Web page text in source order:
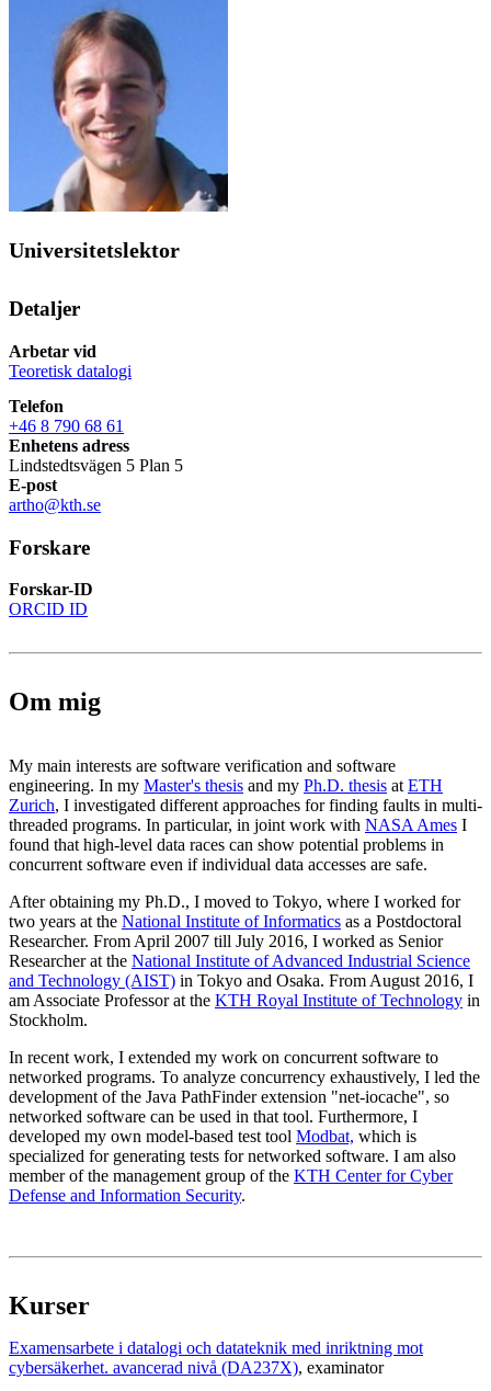
Universitetslektor
Detaljer
Arbetar vid
Teoretisk datalogi
Telefon
+46 8 790 68 61
Enhetens adress
Lindstedtsvägen 5 Plan 5
E-post
artho@kth.se
Forskare
Forskar-ID
ORCID ID
Om mig
My main interests are software verification and software
engineering. In my Master's thesis and my Ph.D. thesis at ETH
Zurich, I investigated different approaches for finding faults in multi-
threaded programs. In particular, in joint work with NASA Ames I
found that high-level data races can show potential problems in
concurrent software even if individual data accesses are safe.
After obtaining my Ph.D., I moved to Tokyo, where I worked for
two years at the National Institute of Informatics as a Postdoctoral
Researcher. From April 2007 till July 2016, I worked as Senior
Researcher at the National Institute of Advanced Industrial Science
and Technology (AIST) in Tokyo and Osaka. From August 2016, I
am Associate Professor at the KTH Royal Institute of Technology in
Stockholm.
In recent work, I extended my work on concurrent software to
networked programs. To analyze concurrency exhaustively, I led the
development of the Java PathFinder extension "net-iocache", so
networked software can be used in that tool. Furthermore, I
developed my own model-based test tool Modbat, which is
specialized for generating tests for networked software. I am also
member of the management group of the KTH Center for Cyber
Defense and Information Security.
Kurser
Examensarbete i datalogi och datateknik med inriktning mot
cybersäkerhet. avancerad nivå (DA237X), examinator